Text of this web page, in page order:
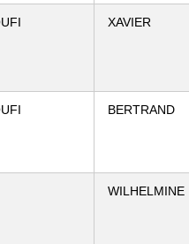
XAVIER
BERTRAND
WILHELMINE